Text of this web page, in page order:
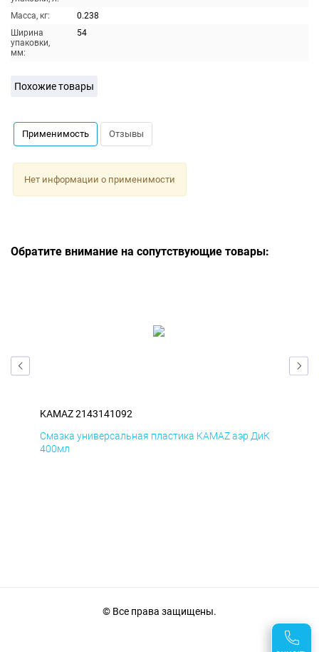
Масса, кг:
0.238
Ширина
упаковки,
мм:
54
Похожие товары
Применимость Отзывы
Нет информации о применимости
Обратите внимание на сопутствующие товары:
KAMAZ 2143141092
Смазка универсальная пластика KAMAZ аэр ДиК
400мл
© Все права защищены.